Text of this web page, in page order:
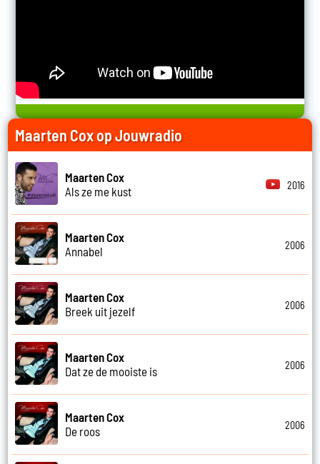
Maarten Cox op Jouwradio
Maarten Cox
Als ze me kust
2016
Maarten Cox
Annabel
2006
Maarten Cox
Breek uit jezelf
2006
Maarten Cox
Dat ze de mooiste is
2006
Maarten Cox
De roos
2006